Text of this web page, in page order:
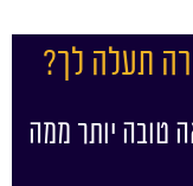
תעלה לך?
טובה יותר ממה